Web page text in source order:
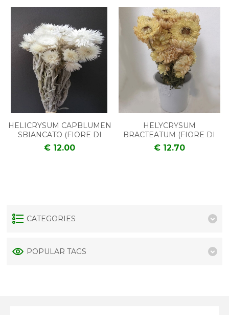
HELICRYSUM CAPBLUMEN
SBIANCATO (FIORE DI
PAGLIA)
€ 12.00
HELYCRYSUM
BRACTEATUM (FIORE DI
PAGLIA)
€ 12.70
CATEGORIES
POPULAR TAGS